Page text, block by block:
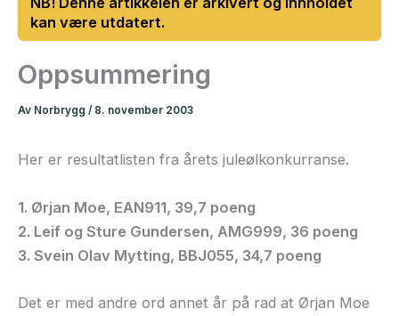
Oppsummering
Av Norbrygg / 8. november 2003
Her er resultatlisten fra årets juleølkonkurranse.
1. Ørjan Moe, EAN911, 39,7 poeng
2. Leif og Sture Gundersen, AMG999, 36 poeng
3. Svein Olav Mytting, BBJ055, 34,7 poeng
Det er med andre ord annet år på rad at Ørjan Moe